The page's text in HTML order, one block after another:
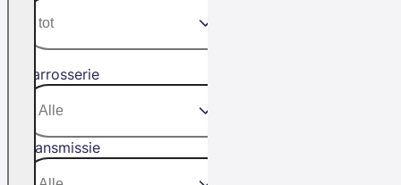
Carrosserie
Transmissie